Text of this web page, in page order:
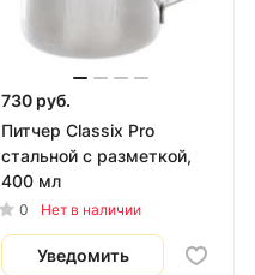
730 руб.
Питчер Classix Pro
стальной с разметкой,
400 мл
0 Нет в наличии
Уведомить